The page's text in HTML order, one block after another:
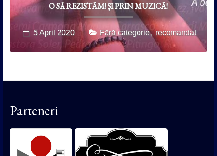
O SĂ REZISTĂM! ȘI PRIN MUZICĂ!
5 April 2020 Fără categorie,recomandat
Parteneri